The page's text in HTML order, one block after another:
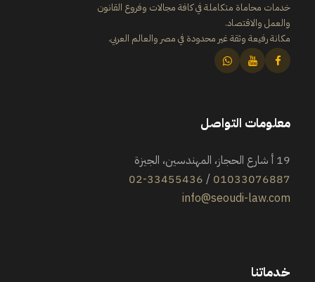
خدمات محاماة متكاملة في كافة مجالات وفروع القانون
والعمل والاقتصاد.
مكانة رفيعة وثقة غير محدودة في مصر والعالم العربي.
معلومات التواصل
19 أ شارع الحجاز، المهندسين، الجيزة
01033076887
/
02-33455436
info@seoudi-law.com
خدماتنا